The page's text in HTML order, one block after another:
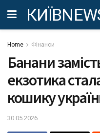
Home Фінанси
Банани
екзотика
кошику
30.05.2026